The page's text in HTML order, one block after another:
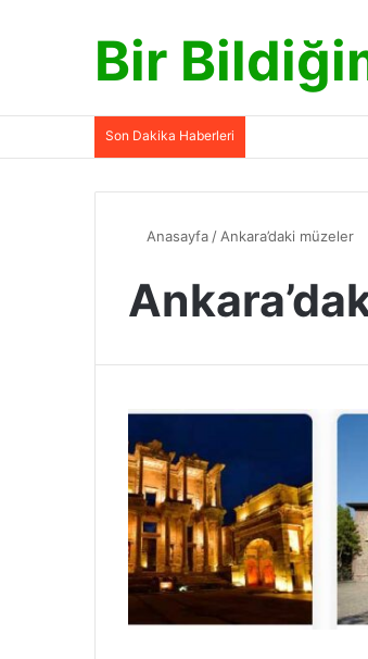
Bir
Son Dakika Haberleri
Anasayfa / Ankara’daki müzeler